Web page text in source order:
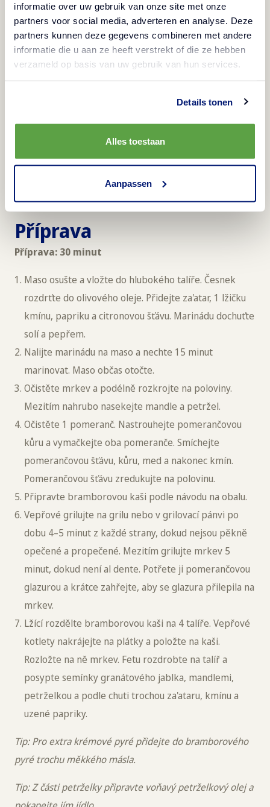
informatie over uw gebruik van onze site met onze
partners voor social media, adverteren en analyse. Deze
partners kunnen deze gegevens combineren met andere
informatie die u aan ze heeft verstrekt of die ze hebben
verzameld op basis van uw gebruik van hun services.
Details tonen
Alles toestaan
Aanpassen
Další:Bramborová kaše domácí styl
Příprava
Příprava: 30 minut
Maso osušte a vložte do hlubokého talíře. Česnek
rozdrťte do olivového oleje. Přidejte za'atar, 1 lžičku
kmínu, papriku a citronovou šťávu. Marinádu dochuťte
solí a pepřem.
Nalijte marinádu na maso a nechte 15 minut
marinovat. Maso občas otočte.
Očistěte mrkev a podélně rozkrojte na poloviny.
Mezitím nahrubo nasekejte mandle a petržel.
Očistěte 1 pomeranč. Nastrouhejte pomerančovou
kůru a vymačkejte oba pomeranče. Smíchejte
pomerančovou šťávu, kůru, med a nakonec kmín.
Pomerančovou šťávu zredukujte na polovinu.
Připravte bramborovou kaši podle návodu na obalu.
Vepřové grilujte na grilu nebo v grilovací pánvi po
dobu 4–5 minut z každé strany, dokud nejsou pěkně
opečené a propečené. Mezitím grilujte mrkev 5
minut, dokud není al dente. Potřete ji pomerančovou
glazurou a krátce zahřejte, aby se glazura přilepila na
mrkev.
Lžící rozdělte bramborovou kaši na 4 talíře. Vepřové
kotlety nakrájejte na plátky a položte na kaši.
Rozložte na ně mrkev. Fetu rozdrobte na talíř a
posypte semínky granátového jablka, mandlemi,
petrželkou a podle chuti trochou za'ataru, kmínu a
uzené papriky.
Tip: Pro extra krémové pyré přidejte do bramborového
pyré trochu měkkého másla.
Tip: Z části petrželky připravte voňavý petrželkový olej a